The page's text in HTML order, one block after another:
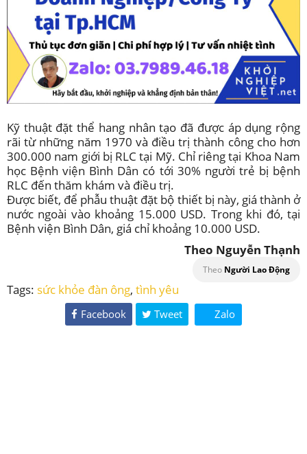
Kỹ thuật đặt thể hang nhân tạo đã được áp dụng rộng
rãi từ những năm 1970 và điều trị thành công cho hơn
300.000 nam giới bị RLC tại Mỹ. Chỉ riêng tại Khoa Nam
học Bệnh viện Bình Dân có tới 30% người trẻ bị bệnh
RLC đến thăm khám và điều trị.
Được biết, để phẫu thuật đặt bộ thiết bị này, giá thành ở
nước ngoài vào khoảng 15.000 USD. Trong khi đó, tại
Bệnh viện Bình Dân, giá chỉ khoảng 10.000 USD.
Theo Nguyễn Thạnh
Theo Người Lao Động
Tags: sức khỏe đàn ông, tình yêu
Facebook Tweet Zalo